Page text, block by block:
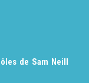
de Sam Neill